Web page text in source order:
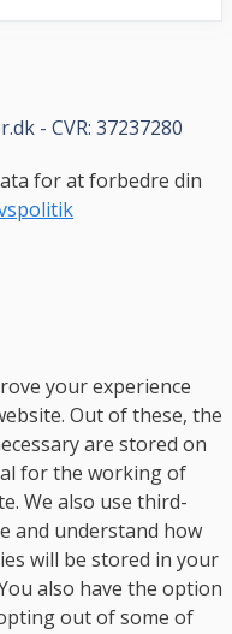
- CVR: 37237280
for at forbedre din
your experience
Out of these, the
are stored on
for the working of
We also use third-
and understand how
will be stored in your
also have the option
out of some of